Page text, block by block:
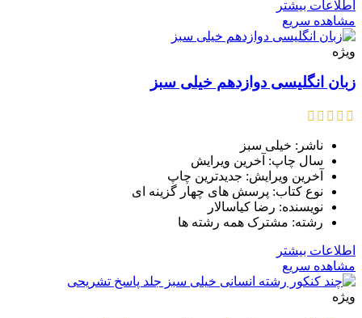
اطلاعات بیشتر
مشاهده سریع
ویژه
زبان انگلیسی دوازدهم خیلی سبز
ناشر: خیلی سبز
سال چاپ: آخرین ویرایش
آخرین ویرایش: جدیدترین چاپ
نوع کتاب: پرسش های چهار گزینه ای
نویسنده: رضا کیاسالار
رشته: مشترک همه رشته ها
اطلاعات بیشتر
مشاهده سریع
ویژه